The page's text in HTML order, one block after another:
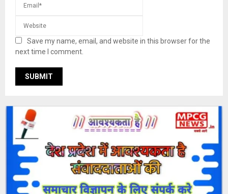
Save my name, email, and website in this browser for the
next time I comment.